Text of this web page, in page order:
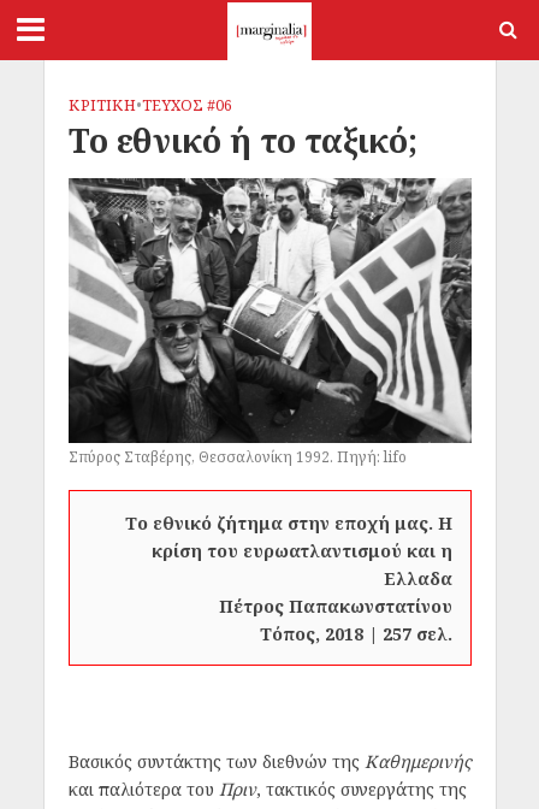
ΚΡΙΤΙΚΗ•ΤΕΥΧΟΣ #06
Το εθνικό ή το ταξικό;
Σπύρος Σταβέρης, Θεσσαλονίκη 1992. Πηγή: lifo
Το εθνικό ζήτημα στην εποχή μας. Η
κρίση του ευρωατλαντισμού και η
Ελλαδα
Πέτρος Παπακωνστατίνου
Τόπος, 2018 | 257 σελ.
Βασικός συντάκτης των διεθνών της Καθημερινής
και παλιότερα του Πριν, τακτικός συνεργάτης της